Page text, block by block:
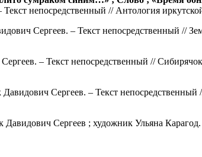
непосредственный // Антология
Сергеев. – Текст непосредственный //
– Текст непосредственный //
Сергеев. – Текст
Давидович Сергеев ; художник Ульяна